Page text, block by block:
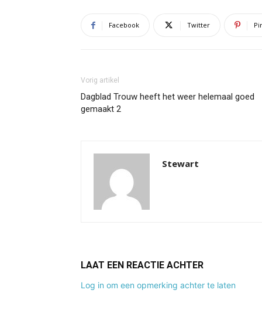
Facebook Twitter
Vorig artikel
Dagblad Trouw heeft het weer helemaal goed
gemaakt 2
Stewart
LAAT EEN REACTIE ACHTER
Log in om een opmerking achter te laten